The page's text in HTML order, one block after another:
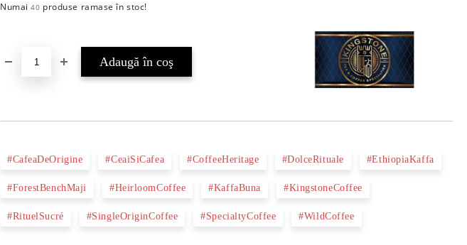
Numai40 produse ramase în stoc!
#CafeaDeOrigine #CeaiSiCafea #CoffeeHeritage #DolceRituale #EthiopiaKaffa
#ForestBenchMaji #HeirloomCoffee #KaffaBuna #KingstoneCoffee
#RituelSucré #SingleOriginCoffee #SpecialtyCoffee #WildCoffee